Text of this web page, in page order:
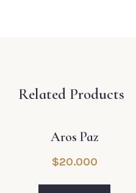
Related Products
Aros Paz
$20.000